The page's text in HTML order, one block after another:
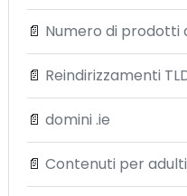
📄 Numero di prodotti
📄 Reindirizzamenti
📄 domini .ie
📄 Contenuti per adulti